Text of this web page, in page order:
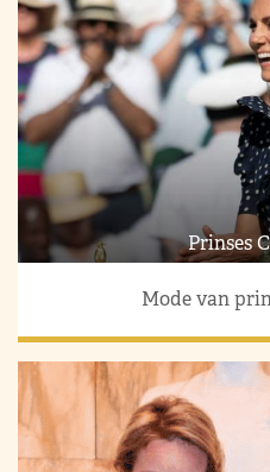
Prinses
Mode van